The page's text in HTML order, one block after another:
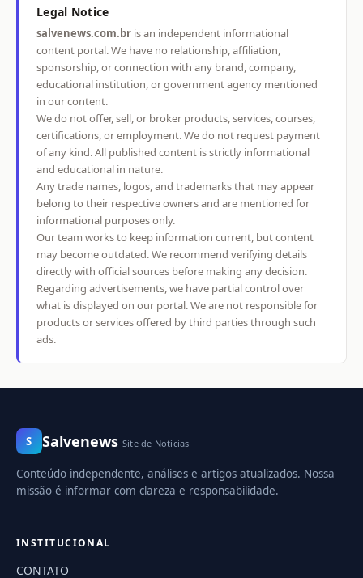
Legal Notice
salvenews.com.br is an independent informational
content portal. We have no relationship, affiliation,
sponsorship, or connection with any brand, company,
educational institution, or government agency mentioned
in our content.
We do not offer, sell, or broker products, services, courses,
certifications, or employment. We do not request payment
of any kind. All published content is strictly informational
and educational in nature.
Any trade names, logos, and trademarks that may appear
belong to their respective owners and are mentioned for
informational purposes only.
Our team works to keep information current, but content
may become outdated. We recommend verifying details
directly with official sources before making any decision.
Regarding advertisements, we have partial control over
what is displayed on our portal. We are not responsible for
products or services offered by third parties through such
ads.
S Salvenews Site de Notícias
Conteúdo independente, análises e artigos atualizados. Nossa
missão é informar com clareza e responsabilidade.
INSTITUCIONAL
CONTATO